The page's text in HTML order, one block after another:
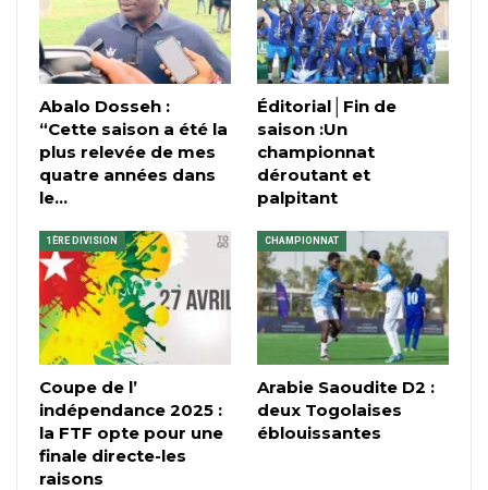
Abalo Dosseh :
“Cette saison a été la
plus relevée de mes
quatre années dans
le…
Éditorial│Fin de
saison :Un
championnat
déroutant et
palpitant
1ÈRE DIVISION
Coupe de l’
indépendance 2025 :
la FTF opte pour une
finale directe-les
raisons
CHAMPIONNAT
Arabie Saoudite D2 :
deux Togolaises
éblouissantes